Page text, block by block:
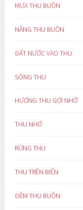
MƯA THU BUỒN
NẮNG THU BUỒN
ĐẤT NƯỚC VÀO THU
SÔNG THU
HƯƠNG THU GỢI NHỚ
THU NHỚ
RỪNG THU
THU TRÊN BIỂN
ĐÊM THU BUỒN